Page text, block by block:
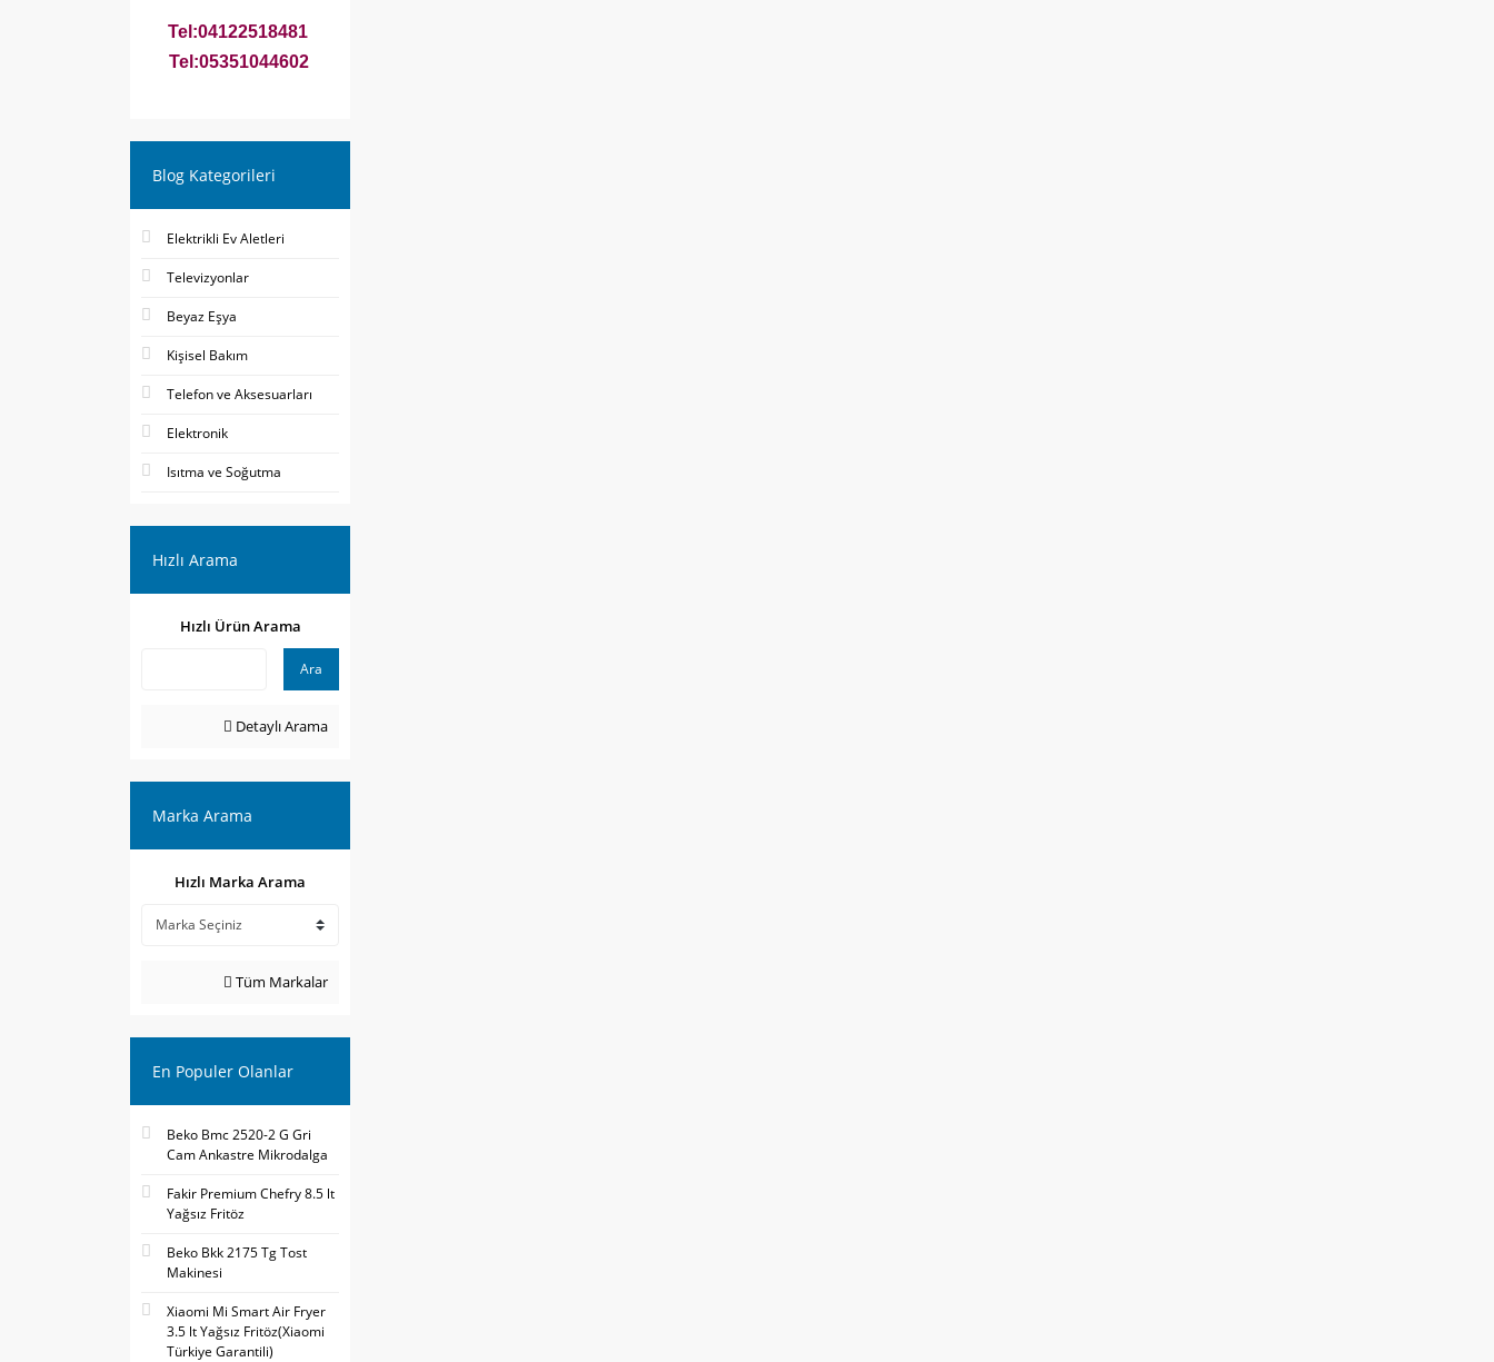
Tel:04122518481
Tel:05351044602
Blog Kategorileri
Elektrikli Ev Aletleri
Televizyonlar
Beyaz Eşya
Kişisel Bakım
Telefon ve Aksesuarları
Elektronik
Isıtma ve Soğutma
Hızlı Arama
Hızlı Ürün Arama
Ara
Detaylı Arama
Marka Arama
Hızlı Marka Arama
Tüm Markalar
En Populer Olanlar
Beko Bmc 2520-2 G Gri
Cam Ankastre Mikrodalga
Fakir Premium Chefry 8.5 lt
Yağsız Fritöz
Beko Bkk 2175 Tg Tost
Makinesi
Xiaomi Mi Smart Air Fryer
3.5 lt Yağsız Fritöz(Xiaomi
Türkiye Garantili)